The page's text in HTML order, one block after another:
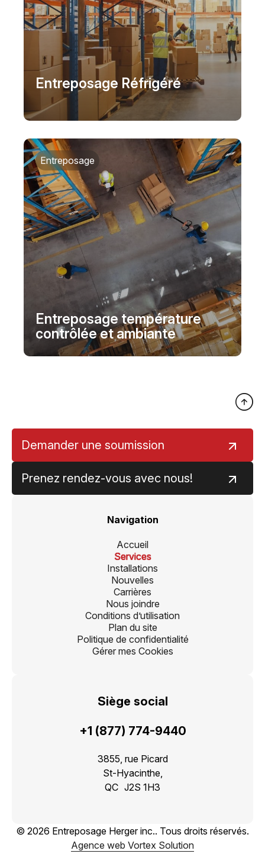
Entreposage Réfrigéré
Entreposage
Entreposage température
contrôlée et ambiante
Demander une soumission
Prenez rendez-vous avec nous!
Navigation
Accueil
Services
Installations
Nouvelles
Carrières
Nous joindre
Conditions d’utilisation
Plan du site
Politique de confidentialité
Gérer mes Cookies
Siège social
+1 (877) 774-9440
3855, rue Picard
St-Hyacinthe,
QC J2S 1H3
© 2026 Entreposage Herger inc.. Tous droits réservés.
Agence web Vortex Solution